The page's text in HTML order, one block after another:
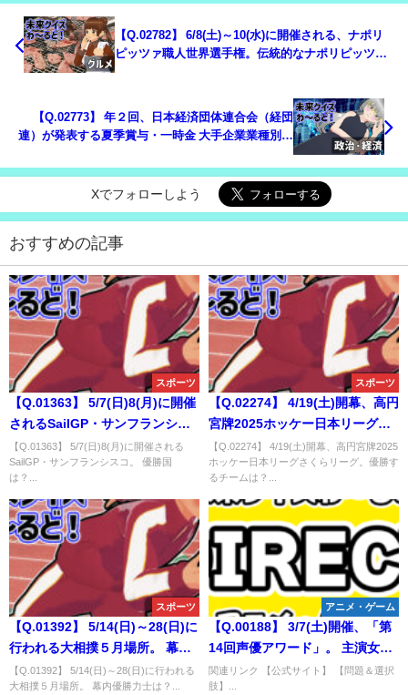
【Q.02782】 6/8(土)～10(水)に開催される、ナポリ
ピッツァ職人世界選手権。伝統的なナポリピッツァ
【Q.02773】 年２回、日本経済団体連合会（経団
連）が発表する夏季賞与・一時金 大手企業業種別妥
業の夏のボーナス平均額」。2026年６月の金額は？
Xでフォローしよう
おすすめの記事
スポーツ
【Q.01363】 5/7(日)8(月)に開催
されるSailGP・サンフランシス
コ。 優勝国は？
【Q.01363】 5/7(日)8(月)に開催される
SailGP・サンフランシスコ。 優勝国
は？...
スポーツ
【Q.02274】 4/19(土)開幕、高円
宮牌2025ホッケー日本リーグさ
くらリーグ。優勝するチーム
は？
【Q.02274】 4/19(土)開幕、高円宮牌2025
ホッケー日本リーグさくらリーグ。優勝す
るチームは？...
スポーツ
【Q.01392】 5/14(日)～28(日)に
行われる大相撲５月場所。 幕内
優勝力士は？
【Q.01392】 5/14(日)～28(日)に行われる
大相撲５月場所。 幕内優勝力士は？...
アニメ・ゲーム
【Q.00188】 3/7(土)開催、「第
14回声優アワード」。 主演女優
賞を受賞するのは？
関連リンク 【公式サイト】 【問題＆選択
肢】...